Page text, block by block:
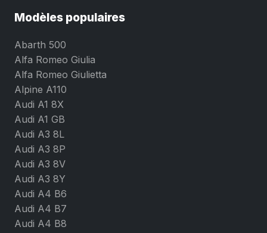
Modèles populaires
Abarth 500
Alfa Romeo Giulia
Alfa Romeo Giulietta
Alpine A110
Audi A1 8X
Audi A1 GB
Audi A3 8L
Audi A3 8P
Audi A3 8V
Audi A3 8Y
Audi A4 B6
Audi A4 B7
Audi A4 B8